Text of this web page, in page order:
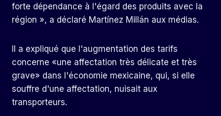
forte dépendance à l'égard des produits avec la
région », a déclaré Martínez Millán aux médias.
Il a expliqué que l'augmentation des tarifs
concerne «une affectation très délicate et très
grave» dans l'économie mexicaine, qui, si elle
souffre d'une affectation, nuisait aux
transporteurs.